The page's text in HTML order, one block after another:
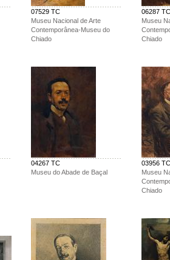
07529 TC
Museu Nacional de Arte
Contemporânea-Museu do
Chiado
06287 TC
Museu
Chiado
04267 TC
Museu do Abade de Baçal
03956 TC
Museu
Chiado